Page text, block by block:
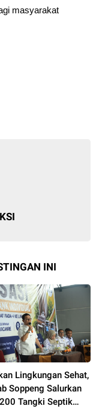
masyarakat
INI
Lingkungan Sehat,
Soppeng Salurkan
Tangki Septik